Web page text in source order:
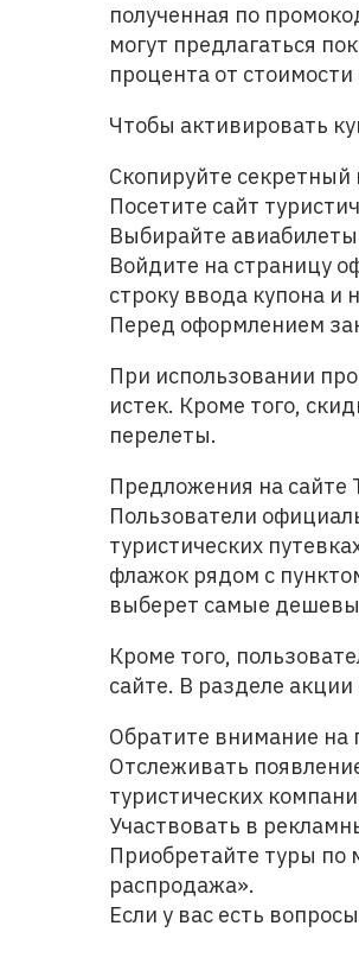
полученная по
могут предлагаться
процента от
Чтобы активировать
Скопируйте секретный
Посетите сайт
Выбирайте
Войдите на страницу
строку ввода купона
Перед оформлением
При использовании
истек. Кроме того,
перелеты.
Предложения на сайте
Пользователи
туристических
флажок рядом с
выберет самые
Кроме того,
сайте. В разделе
Обратите внимание на
Отслеживать
туристических
Участвовать в
Приобретайте туры по
распродажа».
Если у вас есть